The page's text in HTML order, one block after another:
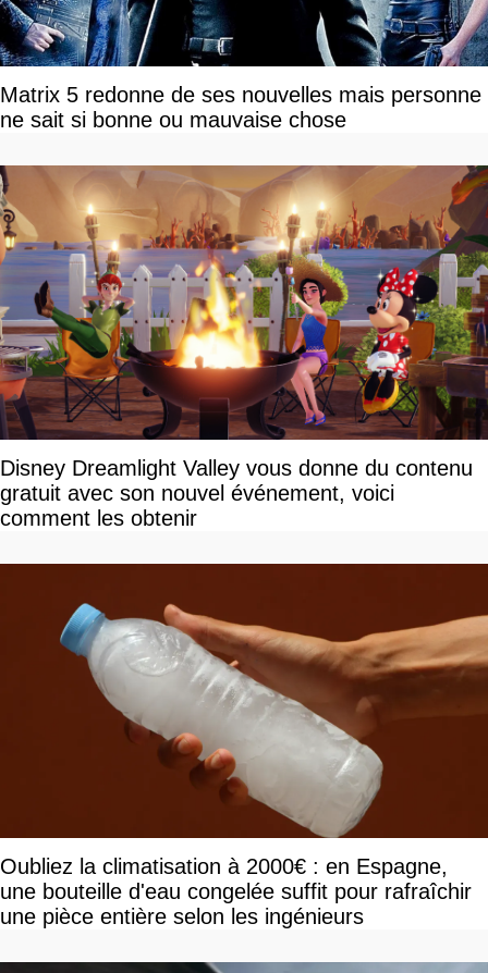
Matrix 5 redonne de ses nouvelles mais personne
ne sait si bonne ou mauvaise chose
Disney Dreamlight Valley vous donne du contenu
gratuit avec son nouvel événement, voici
comment les obtenir
Oubliez la climatisation à 2000€ : en Espagne,
une bouteille d'eau congelée suffit pour rafraîchir
une pièce entière selon les ingénieurs